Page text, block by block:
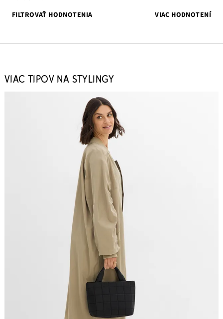
FILTROVAŤ HODNOTENIA
VIAC HODNOTENÍ
VIAC TIPOV NA STYLINGY